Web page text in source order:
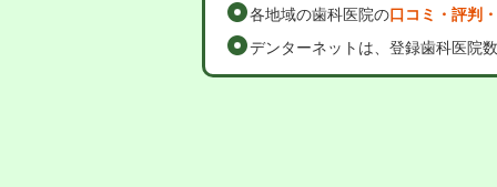
各地域の歯科医院の口コミ・評判
デンターネットは、登録歯科医院